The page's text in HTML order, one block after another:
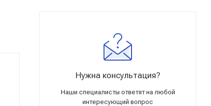
Нужна консультация?
Наши специалисты ответят на любой
интересующий вопрос